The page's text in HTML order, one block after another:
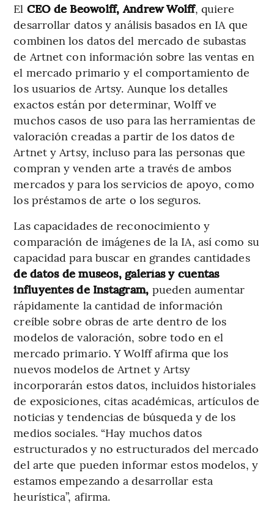
El CEO de Beowolff, Andrew Wolff, quiere
desarrollar datos y análisis basados en IA que
combinen los datos del mercado de subastas
de Artnet con información sobre las ventas en
el mercado primario y el comportamiento de
los usuarios de Artsy. Aunque los detalles
exactos están por determinar, Wolff ve
muchos casos de uso para las herramientas de
valoración creadas a partir de los datos de
Artnet y Artsy, incluso para las personas que
compran y venden arte a través de ambos
mercados y para los servicios de apoyo, como
los préstamos de arte o los seguros.
Las capacidades de reconocimiento y
comparación de imágenes de la IA, así como su
capacidad para buscar en grandes cantidades
de datos de museos, galerías y cuentas
influyentes de Instagram, pueden aumentar
rápidamente la cantidad de información
creíble sobre obras de arte dentro de los
modelos de valoración, sobre todo en el
mercado primario. Y Wolff afirma que los
nuevos modelos de Artnet y Artsy
incorporarán estos datos, incluidos historiales
de exposiciones, citas académicas, artículos de
noticias y tendencias de búsqueda y de los
medios sociales. “Hay muchos datos
estructurados y no estructurados del mercado
del arte que pueden informar estos modelos, y
estamos empezando a desarrollar esta
heurística”, afirma.